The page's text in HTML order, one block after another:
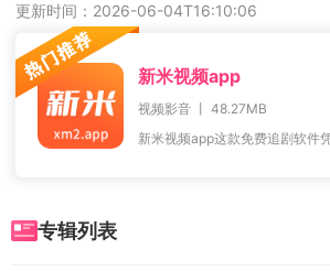
速播放和离线缓存，方便在没有网络的时候观
分类清晰，你可以轻松找到自己感兴趣的内容
是睡前时光，都能享受追剧的乐趣。
更新时间：2026-06-04T16:10:06
新米视频app
视频影音 丨 48.27MB
专辑列表